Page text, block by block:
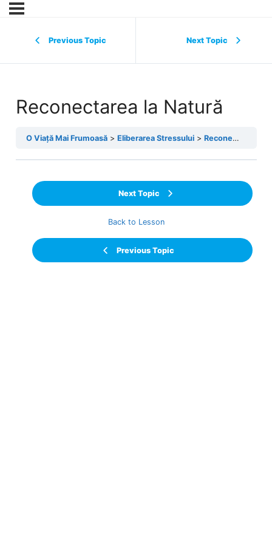
Previous Topic Next Topic
Reconectarea la Natură
O Viață Mai Frumoasă Eliberarea Stressului Reconectarea la Natură
Previous Topic
Back to Lesson
Next Topic